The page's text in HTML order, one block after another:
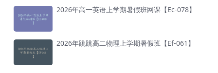
2026年高一英语上学期暑假班网课【Ec-078】
2026年跳跳高二物理上学期暑假班【Ef-061】